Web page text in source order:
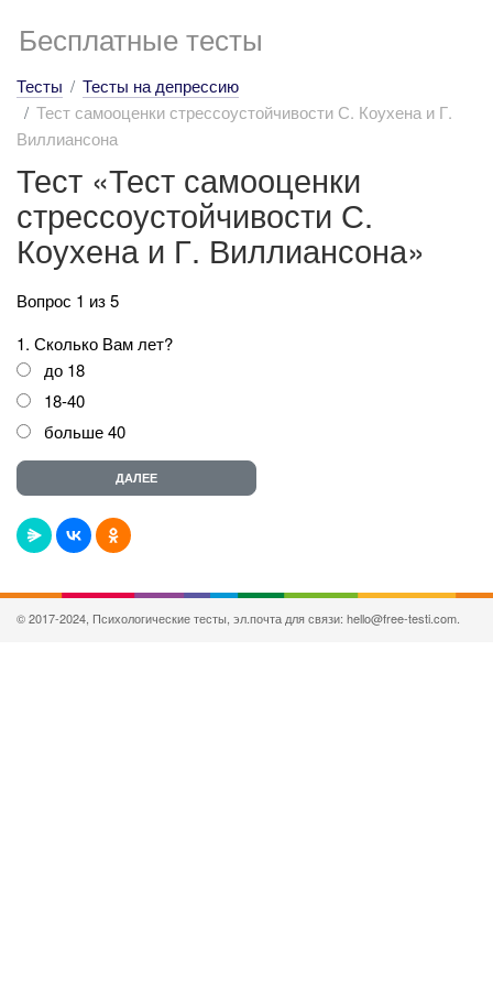
Бесплатные тесты
Тесты
Тесты на депрессию
Тест самооценки стрессоустойчивости С. Коухена и Г.
Виллиансона
Тест «Тест самооценки
стрессоустойчивости С.
Коухена и Г. Виллиансона»
Вопрос 1 из 5
1. Сколько Вам лет?
до 18
18-40
больше 40
© 2017-2024, Психологические тесты, эл.почта для связи: hello@free-testi.com.